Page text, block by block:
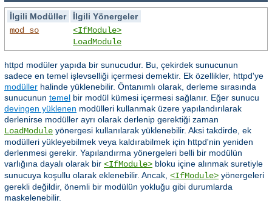
İlgili Modüller
İlgili Yönergeler
mod_so
<IfModule>
LoadModule
httpd modüler yapıda bir sunucudur. Bu, çekirdek sunucunun
sadece en temel işlevselliği içermesi demektir. Ek özellikler, httpd'ye
modüller halinde yüklenebilir. Öntanımlı olarak, derleme sırasında
sunucunun temel bir modül kümesi içermesi sağlanır. Eğer sunucu
devingen yüklenen modülleri kullanmak üzere yapılandırılarak
derlenirse modüller ayrı olarak derlenip gerektiği zaman
LoadModule yönergesi kullanılarak yüklenebilir. Aksi takdirde, ek
modülleri yükleyebilmek veya kaldırabilmek için httpd'nin yeniden
derlenmesi gerekir. Yapılandırma yönergeleri belli bir modülün
varlığına dayalı olarak bir <IfModule> bloku içine alınmak suretiyle
sunucuya koşullu olarak eklenebilir. Ancak, <IfModule> yönergeleri
gerekli değildir, önemli bir modülün yokluğu gibi durumlarda
maskelenebilir.